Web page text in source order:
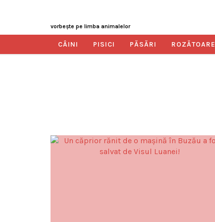
vorbeşte pe limba animalelor
CÂINI PISICI PĂSĂRI ROZĂTOARE